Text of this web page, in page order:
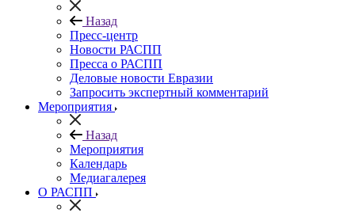
Назад
Пресс-центр
Новости РАСПП
Пресса о РАСПП
Деловые новости Евразии
Запросить экспертный комментарий
Мероприятия
Назад
Мероприятия
Календарь
Медиагалерея
О РАСПП